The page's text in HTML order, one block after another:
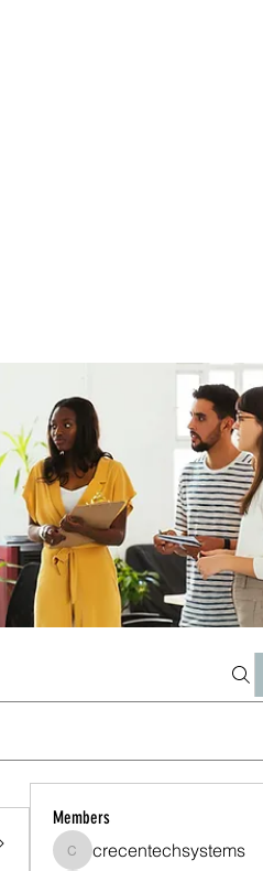
Members
crecentechsystems
crecentechsystems